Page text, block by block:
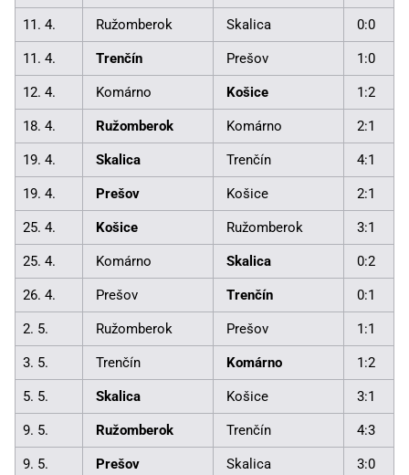
11. 4. Ružomberok Skalica 0:0
11. 4. Trenčín Prešov 1:0
12. 4. Komárno Košice 1:2
18. 4. Ružomberok Komárno 2:1
19. 4. Skalica Trenčín 4:1
19. 4. Prešov Košice 2:1
25. 4. Košice Ružomberok 3:1
25. 4. Komárno Skalica 0:2
26. 4. Prešov Trenčín 0:1
2. 5. Ružomberok Prešov 1:1
3. 5. Trenčín Komárno 1:2
5. 5. Skalica Košice 3:1
9. 5. Ružomberok Trenčín 4:3
9. 5. Prešov Skalica 3:0